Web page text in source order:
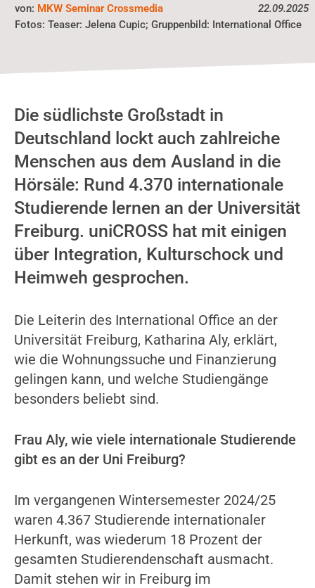
22.09.2025
von: MKW Seminar Crossmedia
Fotos:Teaser: Jelena Cupic; Gruppenbild: International Office
Die südlichste Großstadt in
Deutschland lockt auch zahlreiche
Menschen aus dem Ausland in die
Hörsäle: Rund 4.370 internationale
Studierende lernen an der Universität
Freiburg. uniCROSS hat mit einigen
über Integration, Kulturschock und
Heimweh gesprochen.
Die Leiterin des International Office an der
Universität Freiburg, Katharina Aly, erklärt,
wie die Wohnungssuche und Finanzierung
gelingen kann, und welche Studiengänge
besonders beliebt sind.
Frau Aly, wie viele internationale Studierende
gibt es an der Uni Freiburg?
Im vergangenen Wintersemester 2024/25
waren 4.367 Studierende internationaler
Herkunft, was wiederum 18 Prozent der
gesamten Studierendenschaft ausmacht.
Damit stehen wir in Freiburg im